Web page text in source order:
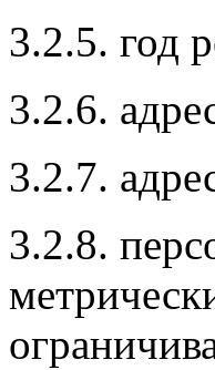
3.2.5. год
3.2.6.
3.2.7.
3.2.8.